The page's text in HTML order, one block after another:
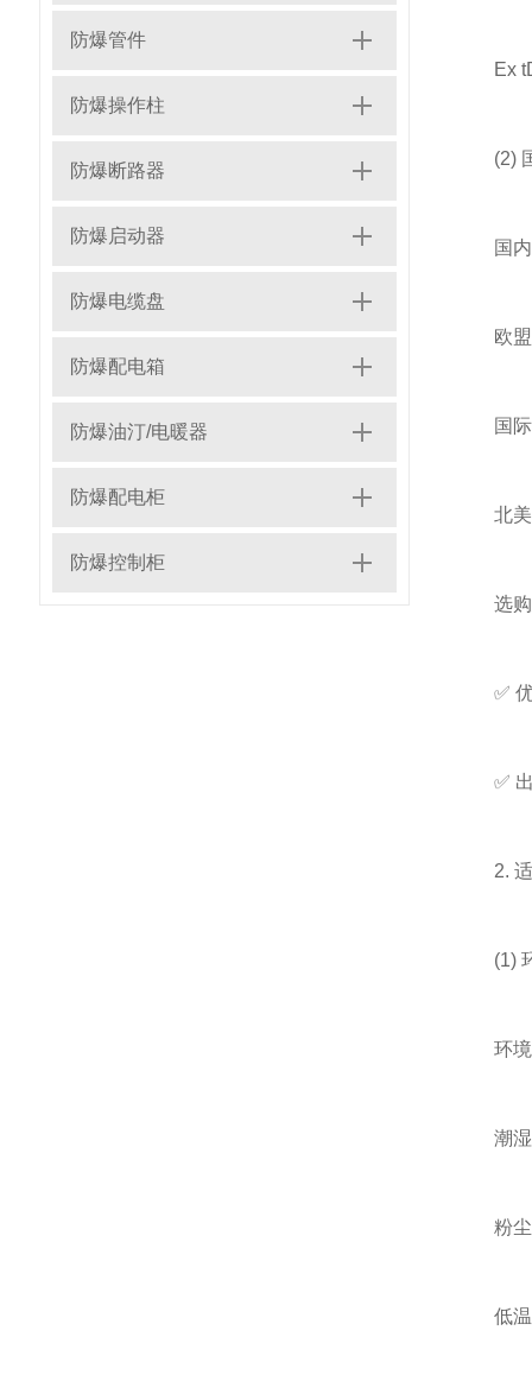
防爆管件
防爆操作柱
防爆断路器
防爆启动器
防爆电缆盘
防爆配电箱
防爆油汀/电暖器
防爆配电柜
防爆控制柜
Ex tD(
(2) 国
国内：
欧盟
国际
北美
选购
✅ 优
✅ 出
2. 适
(1) 环
环
潮湿/
粉尘
低温